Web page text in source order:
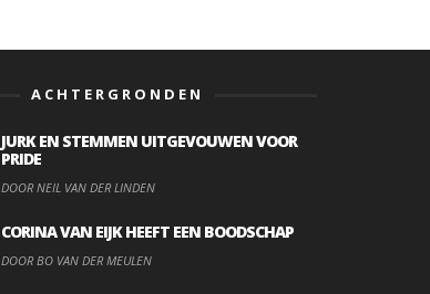
ACHTERGRONDEN
JURK EN STEMMEN UITGEVOUWEN VOOR
PRIDE
DOOR NEIL VAN DER LINDEN
CORINA VAN EIJK HEEFT EEN BOODSCHAP
DOOR BO VAN DER MEULEN